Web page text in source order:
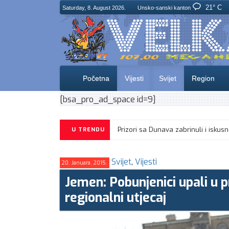
Saturday, 8. August 2026. Unsko-sanski kanton 21° C
Početna Vijesti Svijet Region
[bsa_pro_ad_space id=9]
U TRENDU Prizori sa Dunava zabrinuli i
20. Januara. 2015. Svijet, Vijesti
Jemen: Pobunjenici upali u
regionalni utjecaj